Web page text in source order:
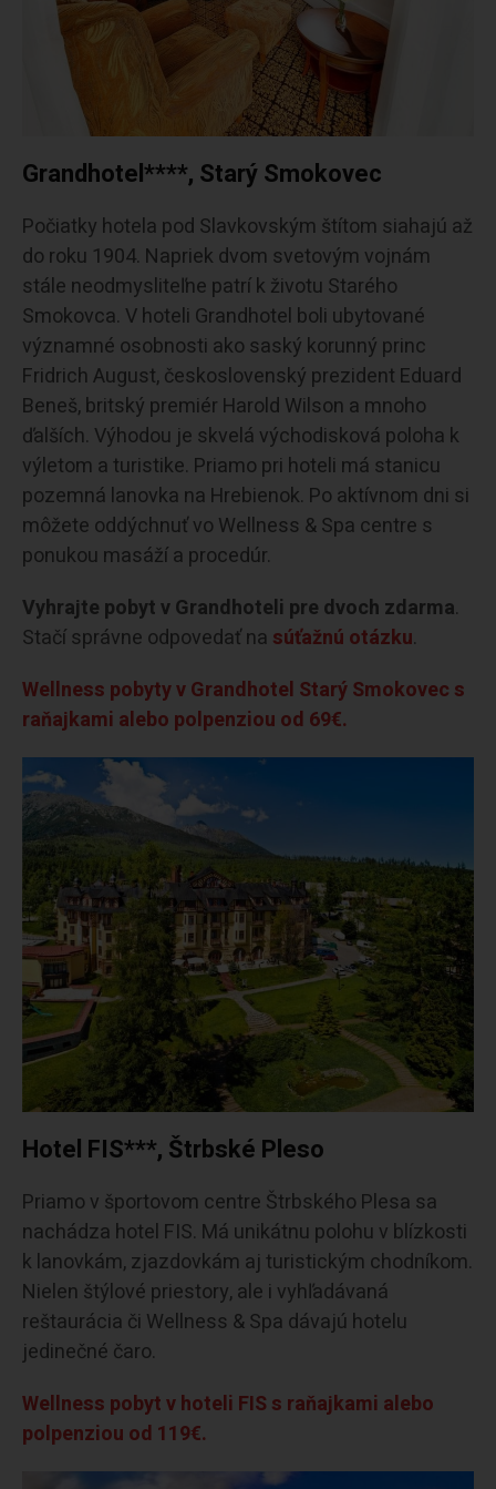
Grandhotel****, Starý Smokovec
Počiatky hotela pod Slavkovským štítom siahajú až
do roku 1904. Napriek dvom svetovým vojnám
stále neodmysliteľne patrí k životu Starého
Smokovca. V hoteli Grandhotel boli ubytované
významné osobnosti ako saský korunný princ
Fridrich August, československý prezident Eduard
Beneš, britský premiér Harold Wilson a mnoho
ďalších. Výhodou je skvelá východisková poloha k
výletom a turistike. Priamo pri hoteli má stanicu
pozemná lanovka na Hrebienok. Po aktívnom dni si
môžete oddýchnuť vo Wellness & Spa centre s
ponukou masáží a procedúr.
Vyhrajte pobyt v Grandhoteli pre dvoch zdarma.
Stačí správne odpovedať na súťažnú otázku.
Wellness pobyty v Grandhotel Starý Smokovec s
raňajkami alebo polpenziou od 69€.
Hotel FIS***, Štrbské Pleso
Priamo v športovom centre Štrbského Plesa sa
nachádza hotel FIS. Má unikátnu polohu v blízkosti
k lanovkám, zjazdovkám aj turistickým chodníkom.
Nielen štýlové priestory, ale i vyhľadávaná
reštaurácia či Wellness & Spa dávajú hotelu
jedinečné čaro.
Wellness pobyt v hoteli FIS s raňajkami alebo
polpenziou od 119€.